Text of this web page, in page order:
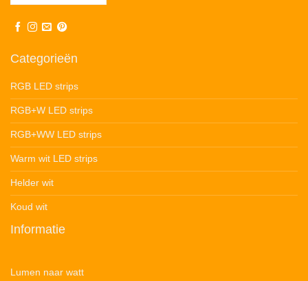
Categorieën
RGB LED strips
RGB+W LED strips
RGB+WW LED strips
Warm wit LED strips
Helder wit
Koud wit
Informatie
Lumen naar watt